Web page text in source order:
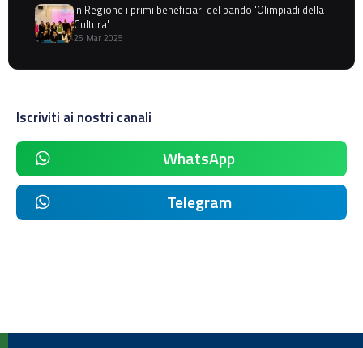
In Regione i primi beneficiari del bando 'Olimpiadi della
Cultura'
25 Mar 2025
Iscriviti ai nostri canali
WhatsApp
Telegram